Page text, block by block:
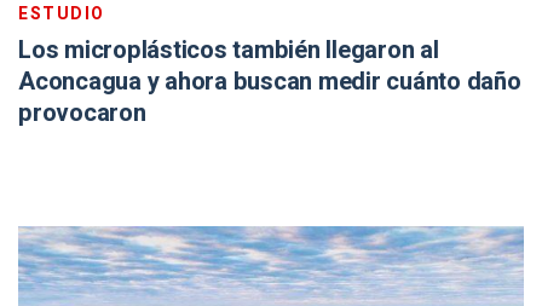
ESTUDIO
Los microplásticos también llegaron al
Aconcagua y ahora buscan medir cuánto daño
provocaron